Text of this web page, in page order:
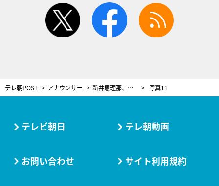
twitter facebook
テレ朝POST アナウンサー 新井恵理那、サツマイモの食べ過ぎで…生放送中の“あるハプニング”を心配 写真11
テレビ朝日 テレ朝動画
お問い合わせ サイト利用規約